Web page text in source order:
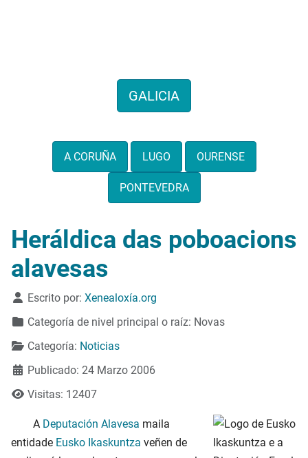
GALICIA
A CORUÑA LUGO OURENSE
PONTEVEDRA
Heráldica das poboacions
alavesas
Detalles
Escrito por: Xenealoxía.org
Categoría de nivel principal o raíz: Novas
Categoría: Noticias
Publicado: 24 Marzo 2006
Visitas: 12407
A Deputación Alavesa maila
entidade Eusko Ikaskuntza veñen de